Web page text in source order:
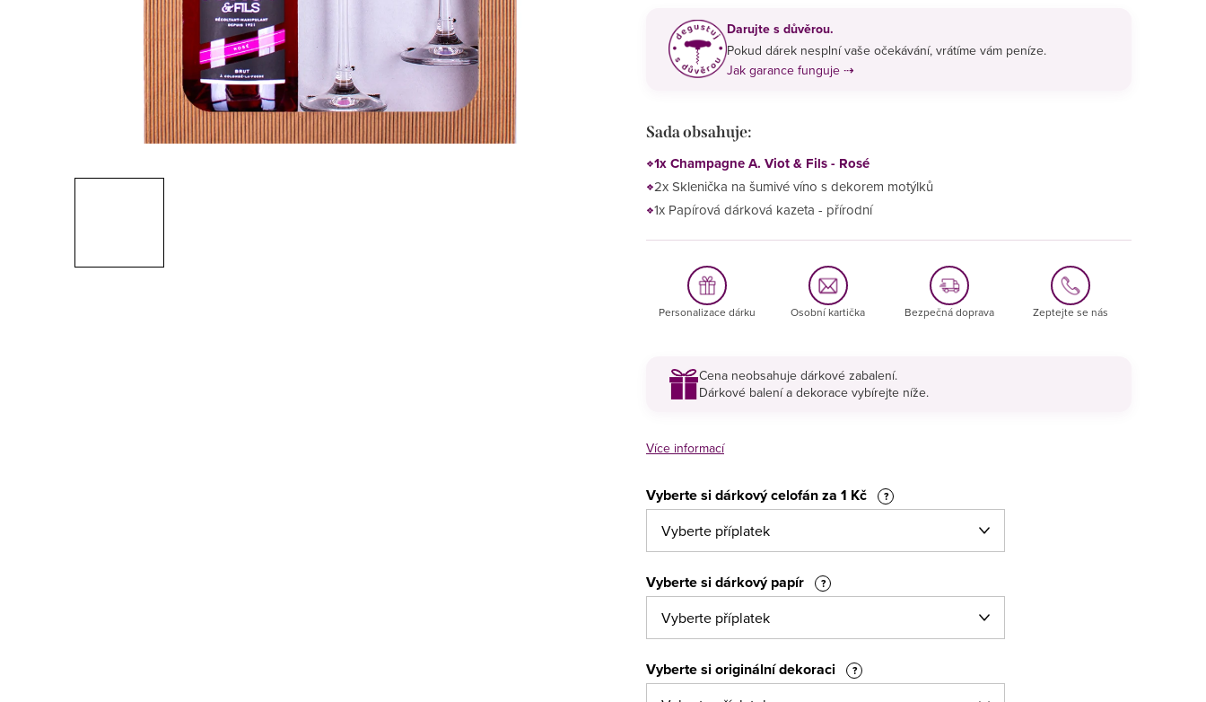
Darujte s důvěrou.
Pokud dárek nesplní vaše očekávání, vrátíme vám peníze.
Jak garance funguje ⇢
Sada obsahuje:
1x Champagne A. Viot & Fils - Rosé
2x Sklenička na šumivé víno s dekorem motýlků
1x Papírová dárková kazeta - přírodní
Personalizace dárku Osobní kartička Bezpečná doprava Zeptejte se nás
Cena neobsahuje dárkové zabalení.
Dárkové balení a dekorace vybírejte níže.
Více informací
Vyberte si dárkový celofán za 1 Kč ?
Vyberte si dárkový papír ?
Vyberte si originální dekoraci ?